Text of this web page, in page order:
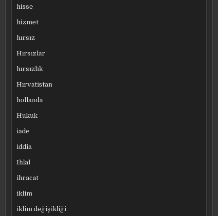
hisse
hizmet
hırsız
Hırsızlar
hırsızlık
Hırvatistan
hollanda
Hukuk
iade
iddia
Ihlal
ihracat
iklim
iklim değişikliği